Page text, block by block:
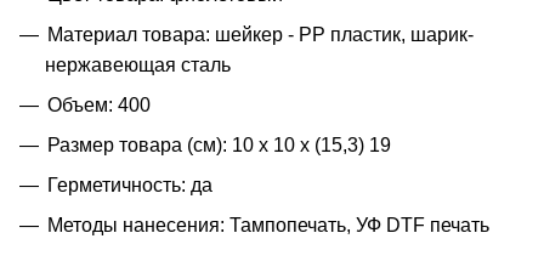
Материал товара: шейкер - PP пластик, шарик-
нержавеющая сталь
Объем: 400
Размер товара (см): 10 х 10 х (15,3) 19
Герметичность: да
Методы нанесения: Тампопечать, УФ DTF печать